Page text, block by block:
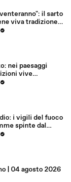
il sarto
viva tradizione
nei paesaggi
vive
i vigili del fuoco
spinte dal
| 04 agosto 2026